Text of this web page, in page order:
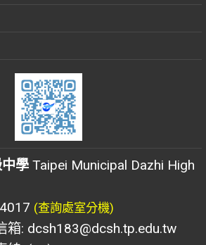
學 Taipei Municipal Dazhi High
(查詢處室分機)
箱: dcsh183@dcsh.tp.edu.tw